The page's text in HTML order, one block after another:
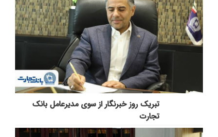
تبریک روز خبرنگار از سوی مدیرعامل بانک
تجارت